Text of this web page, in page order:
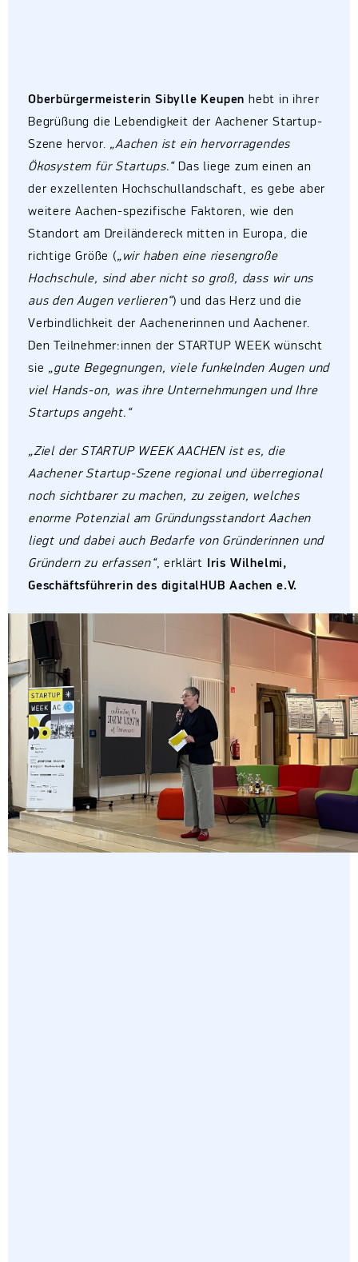
Oberbürgermeisterin Sibylle Keupen hebt in ihrer
Begrüßung die Lebendigkeit der Aachener Startup-
Szene hervor. „Aachen ist ein hervorragendes
Ökosystem für Startups.“ Das liege zum einen an
der exzellenten Hochschullandschaft, es gebe aber
weitere Aachen-spezifische Faktoren, wie den
Standort am Dreiländereck mitten in Europa, die
richtige Größe („wir haben eine riesengroße
Hochschule, sind aber nicht so groß, dass wir uns
aus den Augen verlieren“) und das Herz und die
Verbindlichkeit der Aachenerinnen und Aachener.
Den Teilnehmer:innen der STARTUP WEEK wünscht
sie „gute Begegnungen, viele funkelnden Augen und
viel Hands-on, was ihre Unternehmungen und Ihre
Startups angeht.“
„Ziel der STARTUP WEEK AACHEN ist es, die
Aachener Startup-Szene regional und überregional
noch sichtbarer zu machen, zu zeigen, welches
enorme Potenzial am Gründungsstandort Aachen
liegt und dabei auch Bedarfe von Gründerinnen und
Gründern zu erfassen“, erklärt
Iris Wilhelmi,
Geschäftsführerin des digitalHUB Aachen e.V.